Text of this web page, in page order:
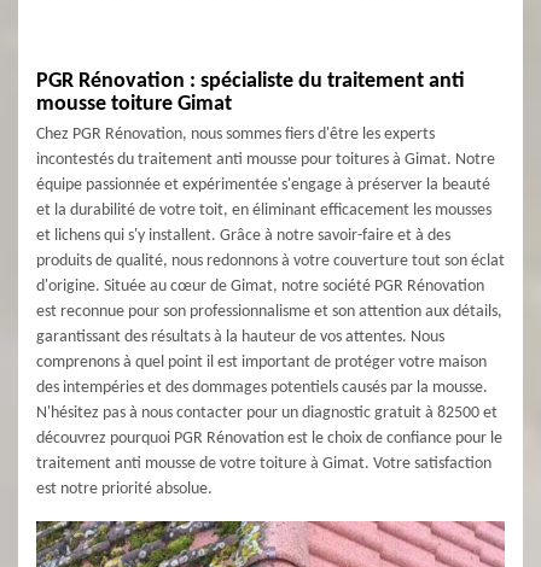
PGR Rénovation : spécialiste du traitement anti
mousse toiture Gimat
Chez PGR Rénovation, nous sommes fiers d'être les experts
incontestés du traitement anti mousse pour toitures à Gimat. Notre
équipe passionnée et expérimentée s'engage à préserver la beauté
et la durabilité de votre toit, en éliminant efficacement les mousses
et lichens qui s'y installent. Grâce à notre savoir-faire et à des
produits de qualité, nous redonnons à votre couverture tout son éclat
d'origine. Située au cœur de Gimat, notre société PGR Rénovation
est reconnue pour son professionnalisme et son attention aux détails,
garantissant des résultats à la hauteur de vos attentes. Nous
comprenons à quel point il est important de protéger votre maison
des intempéries et des dommages potentiels causés par la mousse.
N'hésitez pas à nous contacter pour un diagnostic gratuit à 82500 et
découvrez pourquoi PGR Rénovation est le choix de confiance pour le
traitement anti mousse de votre toiture à Gimat. Votre satisfaction
est notre priorité absolue.